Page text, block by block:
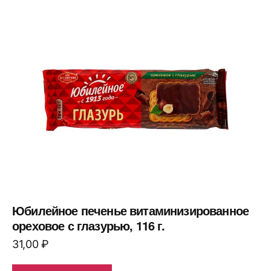
Юбилейное печенье витаминизированное
ореховое с глазурью, 116 г.
31,00₽